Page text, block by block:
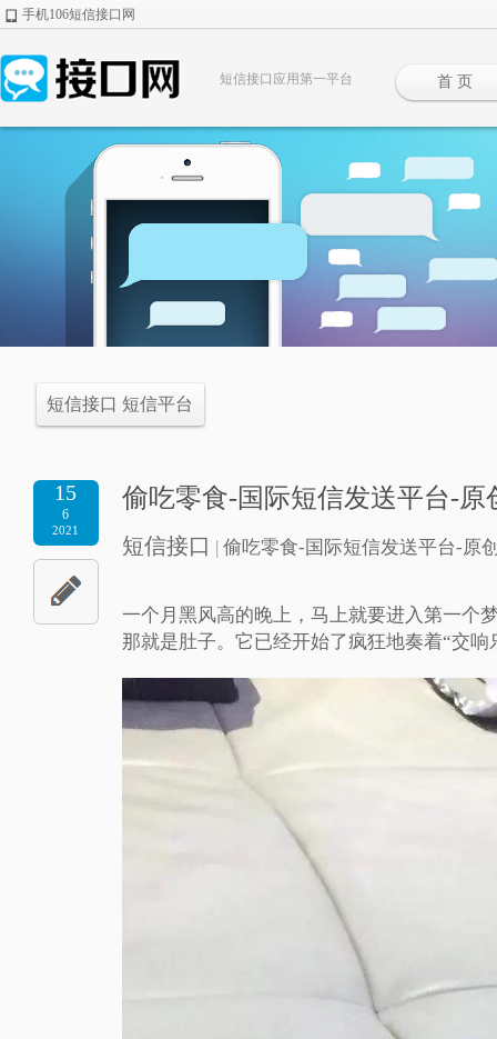
手机106短信接口网
短信接口应用第一平台 首 页
短信接口 短信平台
15
6
2021
偷吃零食-国际短信发送平台-原
短信接口 | 偷吃零食-国际短信发送平台-原
一个月黑风高的晚上，马上就要进入第一个
那就是肚子。它已经开始了疯狂地奏着“交